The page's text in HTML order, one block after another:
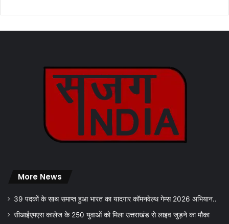
More News
39 पदकों के साथ समाप्त हुआ भारत का यादगार कॉमनवेल्थ गेम्स 2026 अभियान..
सीआईएमएस कालेज के 250 युवाओं को मिला उत्तराखंड से लाइव जुड़ने का मौका